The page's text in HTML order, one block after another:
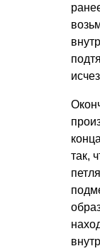
так,